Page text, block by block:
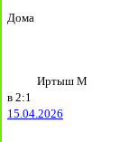
Дома
Иртыш М
в 2:1
15.04.2026